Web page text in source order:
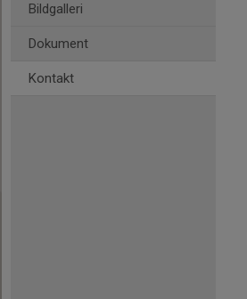
Bildgalleri
Dokument
Kontakt